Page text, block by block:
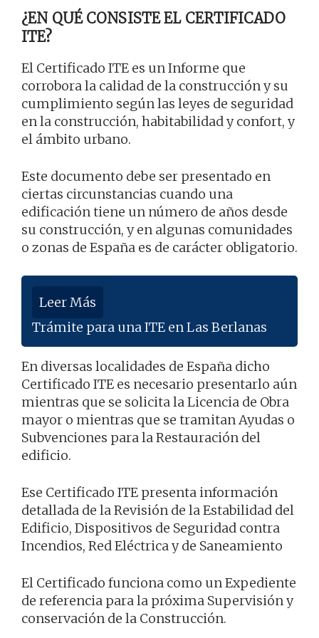
¿EN QUÉ CONSISTE EL CERTIFICADO
ITE?
El Certificado ITE es un Informe que
corrobora la calidad de la construcción y su
cumplimiento según las leyes de seguridad
en la construcción, habitabilidad y confort, y
el ámbito urbano.
Este documento debe ser presentado en
ciertas circunstancias cuando una
edificación tiene un número de años desde
su construcción, y en algunas comunidades
o zonas de España es de carácter obligatorio.
Leer Más
Trámite para una ITE en Las Berlanas
En diversas localidades de España dicho
Certificado ITE es necesario presentarlo aún
mientras que se solicita la Licencia de Obra
mayor o mientras que se tramitan Ayudas o
Subvenciones para la Restauración del
edificio.
Ese Certificado ITE presenta información
detallada de la Revisión de la Estabilidad del
Edificio, Dispositivos de Seguridad contra
Incendios, Red Eléctrica y de Saneamiento
El Certificado funciona como un Expediente
de referencia para la próxima Supervisión y
conservación de la Construcción.